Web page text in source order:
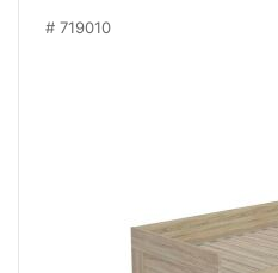
719010